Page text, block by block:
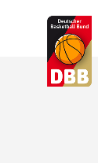
Suchvorschläge